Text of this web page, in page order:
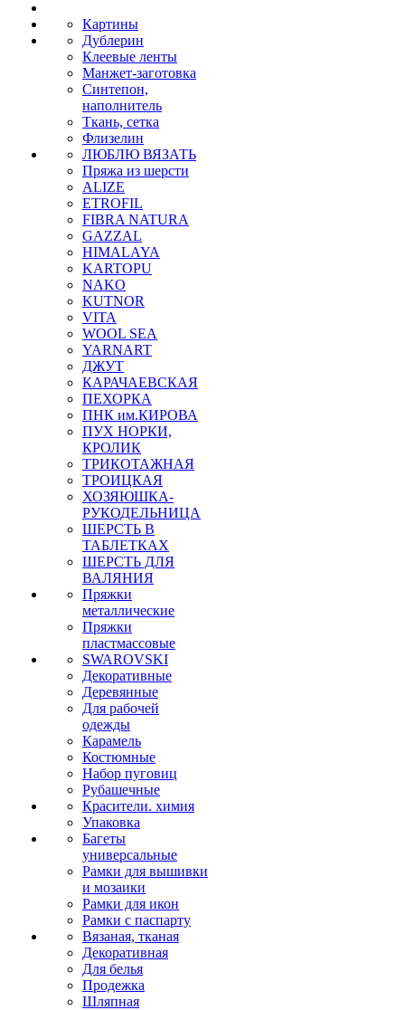
Картины
Дублерин
Клеевые ленты
Манжет-заготовка
Синтепон,
наполнитель
Ткань, сетка
Флизелин
ЛЮБЛЮ ВЯЗАТЬ
Пряжа из шерсти
ALIZE
ETROFIL
FIBRA NATURA
GAZZAL
HIMALAYA
KARTOPU
NAKO
KUTNOR
VITA
WOOL SEA
YARNART
ДЖУТ
КАРАЧАЕВСКАЯ
ПЕХОРКА
ПНК им.КИРОВА
ПУХ НОРКИ,
КРОЛИК
ТРИКОТАЖНАЯ
ТРОИЦКАЯ
ХОЗЯЮШКА-
РУКОДЕЛЬНИЦА
ШЕРСТЬ В
ТАБЛЕТКАХ
ШЕРСТЬ ДЛЯ
ВАЛЯНИЯ
Пряжки
металлические
Пряжки
пластмассовые
SWAROVSKI
Декоративные
Деревянные
Для рабочей
одежды
Карамель
Костюмные
Набор пуговиц
Рубашечные
Красители. химия
Упаковка
Багеты
универсальные
Рамки для вышивки
и мозаики
Рамки для икон
Рамки с паспарту
Вязаная, тканая
Декоративная
Для белья
Продежка
Шляпная